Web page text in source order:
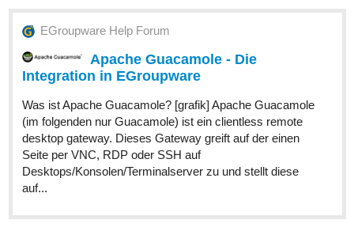
EGroupware Help Forum
Apache Guacamole - Die
Integration in EGroupware
Was ist Apache Guacamole? [grafik] Apache Guacamole
(im folgenden nur Guacamole) ist ein clientless remote
desktop gateway. Dieses Gateway greift auf der einen
Seite per VNC, RDP oder SSH auf
Desktops/Konsolen/Terminalserver zu und stellt diese
auf...